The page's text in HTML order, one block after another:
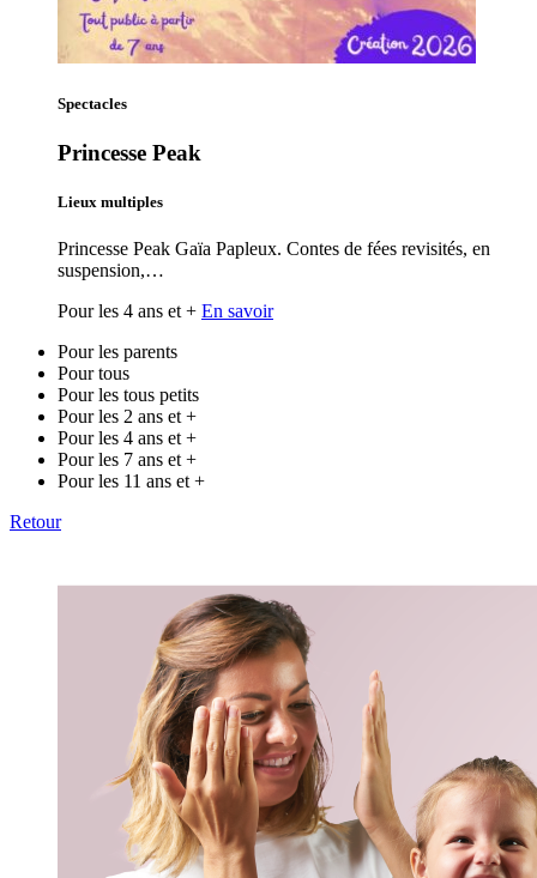
Spectacles
Princesse Peak
Lieux multiples
Princesse Peak Gaïa Papleux. Contes de fées revisités, en
suspension,…
Pour les 4 ans et + En savoir
Pour les parents
Pour tous
Pour les tous petits
Pour les 2 ans et +
Pour les 4 ans et +
Pour les 7 ans et +
Pour les 11 ans et +
Retour